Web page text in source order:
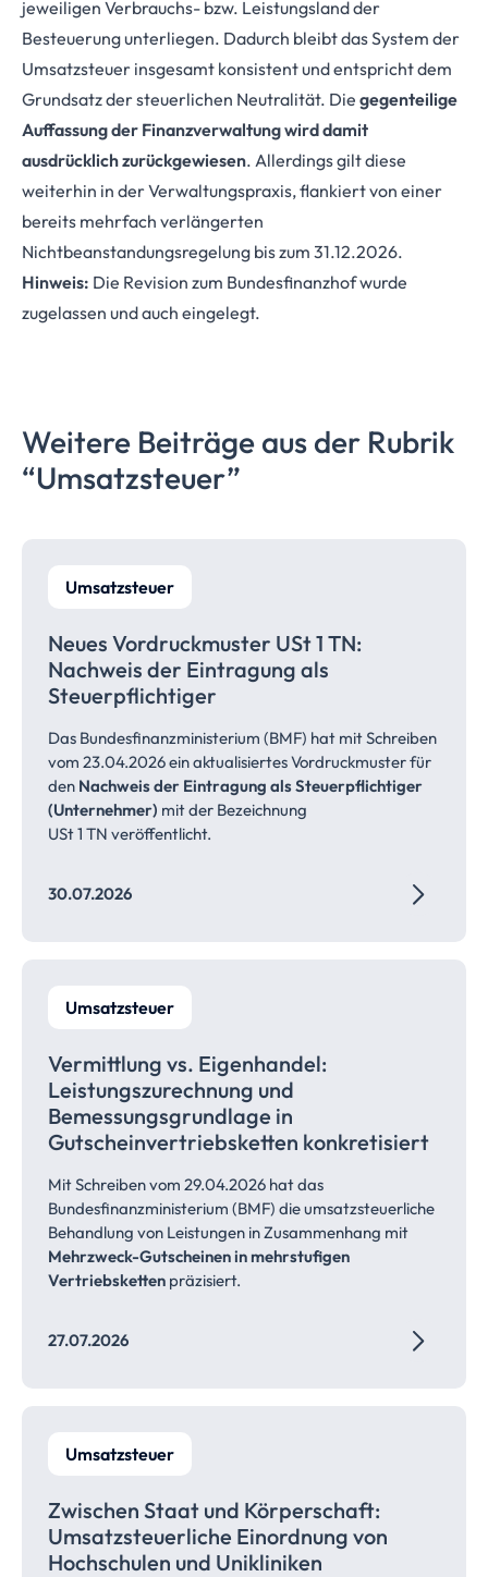
jeweiligen Verbrauchs- bzw. Leistungsland der
Besteuerung unterliegen. Dadurch bleibt das System der
Umsatzsteuer insgesamt konsistent und entspricht dem
Grundsatz der steuerlichen Neutralität. Die gegenteilige
Auffassung der Finanzverwaltung wird damit
ausdrücklich zurückgewiesen. Allerdings gilt diese
weiterhin in der Verwaltungspraxis, flankiert von einer
bereits mehrfach verlängerten
Nichtbeanstandungsregelung bis zum 31.12.2026.
Hinweis: Die Revision zum Bundesfinanzhof wurde
zugelassen und auch eingelegt.
Weitere Beiträge aus der Rubrik
“Umsatzsteuer”
Umsatzsteuer
Neues Vordruckmuster USt 1 TN:
Nachweis der Eintragung als
Steuerpflichtiger
Das Bundesfinanzministerium (BMF) hat mit Schreiben
vom 23.04.2026 ein aktualisiertes Vordruckmuster für
den Nachweis der Eintragung als Steuerpflichtiger
(Unternehmer) mit der Bezeichnung
USt 1 TN veröffentlicht.
30.07.2026
Umsatzsteuer
Vermittlung vs. Eigenhandel:
Leistungszurechnung und
Bemessungsgrundlage in
Gutscheinvertriebsketten konkretisiert
Mit Schreiben vom 29.04.2026 hat das
Bundesfinanzministerium (BMF) die umsatzsteuerliche
Behandlung von Leistungen in Zusammenhang mit
Mehrzweck-Gutscheinen in mehrstufigen
Vertriebsketten präzisiert.
27.07.2026
Umsatzsteuer
Zwischen Staat und Körperschaft:
Umsatzsteuerliche Einordnung von
Hochschulen und Unikliniken